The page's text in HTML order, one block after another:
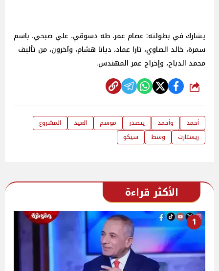
يشارك في بطولته: عصام عمر، طه دسوقي، علي صبحي، باسم
سمرة، خالد الصاوي، تارا عماد، ديانا هشام، وآخرون، من تأليف
محمد الدباح، وإخراج عمر المهندس.
شارك
أحمد وأحمد يتصدر موسم العيد
المشروع
ريستارت
وسط سيكو
الأكثر قراءة
1